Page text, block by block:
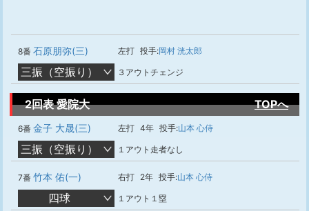
8番 石原朋弥(三) 左打 投手:岡村 洸太郎
三振（空振り） ３アウトチェンジ
2回表 愛院大 TOPへ
6番 金子 大晟(三) 左打 4年 投手:山本 心侍
三振（空振り） １アウト走者なし
7番 竹本 佑(一) 右打 2年 投手:山本 心侍
四球 １アウト１塁